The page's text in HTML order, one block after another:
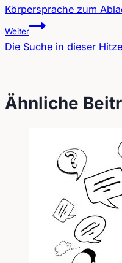
Körpersprache zum
Weiter
Die Suche in dieser
Ähnliche